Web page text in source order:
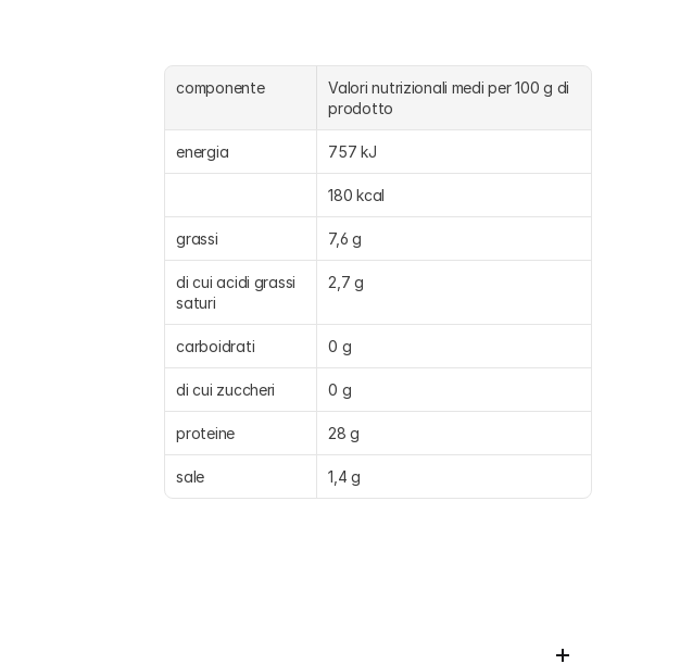
componente
Valori nutrizionali medi per 100 g di
prodotto
energia 757 kJ
180 kcal
grassi 7,6 g
di cui acidi grassi
saturi
2,7 g
carboidrati 0 g
di cui zuccheri 0 g
proteine 28 g
sale 1,4 g